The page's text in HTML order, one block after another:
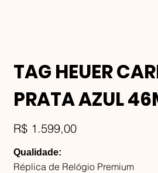
TAG HEUER
PRATA AZUL
Preço
R$ 1.599,00
Qualidade:
Réplica de Relógio Premium